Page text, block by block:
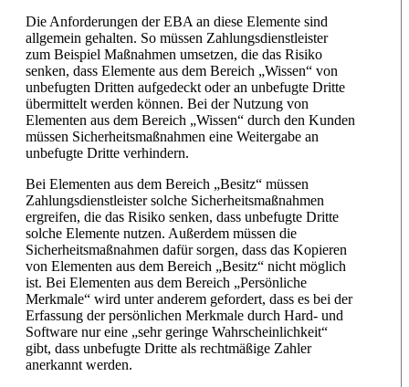
Die Anforderungen der EBA an diese Elemente sind
allgemein gehalten. So müssen Zahlungsdienstleister
zum Beispiel Maßnahmen umsetzen, die das Risiko
senken, dass Elemente aus dem Bereich „Wissen“ von
unbefugten Dritten aufgedeckt oder an unbefugte Dritte
übermittelt werden können. Bei der Nutzung von
Elementen aus dem Bereich „Wissen“ durch den Kunden
müssen Sicherheitsmaßnahmen eine Weitergabe an
unbefugte Dritte verhindern.
Bei Elementen aus dem Bereich „Besitz“ müssen
Zahlungsdienstleister solche Sicherheitsmaßnahmen
ergreifen, die das Risiko senken, dass unbefugte Dritte
solche Elemente nutzen. Außerdem müssen die
Sicherheitsmaßnahmen dafür sorgen, dass das Kopieren
von Elementen aus dem Bereich „Besitz“ nicht möglich
ist. Bei Elementen aus dem Bereich „Persönliche
Merkmale“ wird unter anderem gefordert, dass es bei der
Erfassung der persönlichen Merkmale durch Hard- und
Software nur eine „sehr geringe Wahrscheinlichkeit“
gibt, dass unbefugte Dritte als rechtmäßige Zahler
anerkannt werden.